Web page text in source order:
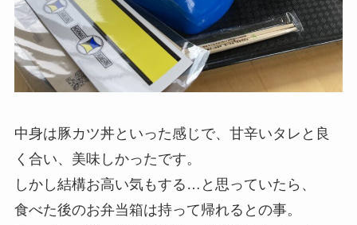
中身は豚カツ丼といった感じで、甘辛いタレと良
く合い、美味しかったです。
しかし結構お高い気もする…と思っていたら、
食べた後のお弁当箱は持って帰れるとの事。